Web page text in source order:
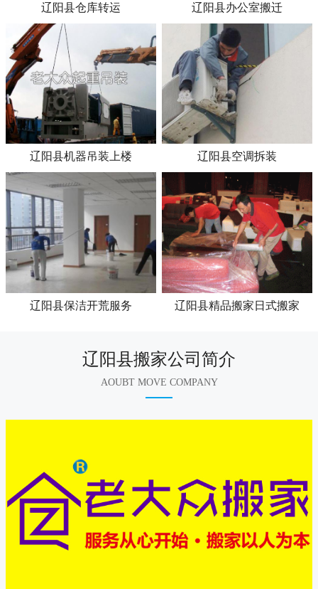
辽阳县仓库转运 辽阳县办公室搬迁
辽阳县机器吊装上楼 辽阳县空调拆装
辽阳县保洁开荒服务 辽阳县精品搬家日式搬家
辽阳县搬家公司简介
AOUBT MOVE COMPANY